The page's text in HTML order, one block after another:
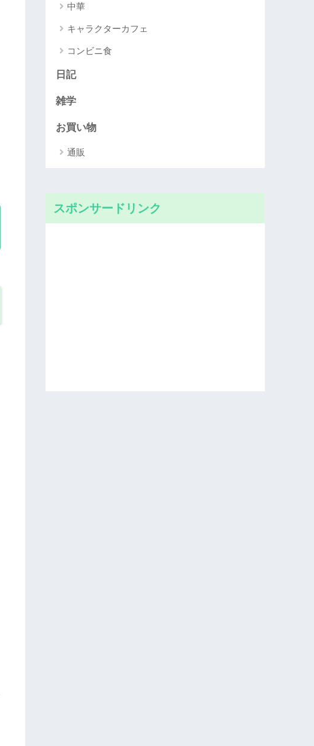
中華
キャラクターカフェ
コンビニ食
日記
雑学
お買い物
通販
スポンサードリンク